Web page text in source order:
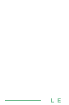
LE